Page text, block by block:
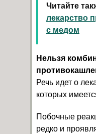
Читайте
лекарство
с медом
Нельзя
Речь идет о
которых
Побочные
редко и